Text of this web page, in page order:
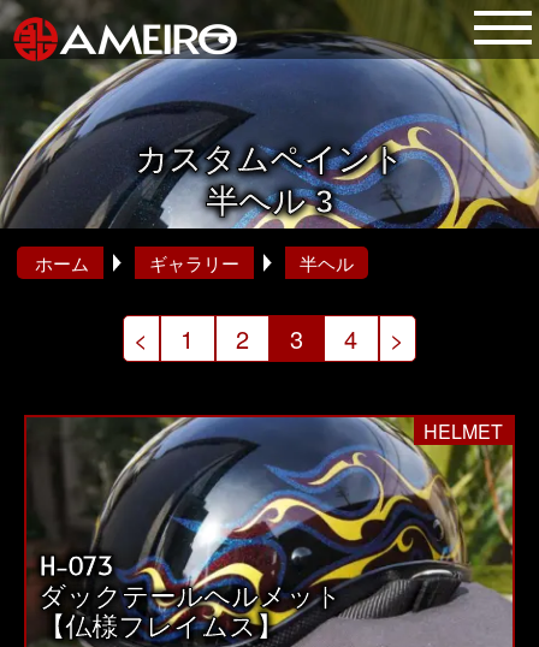
カスタムペイント
半ヘル 3
ホーム ギャラリー 半ヘル
の
ジ
送
り
< 1 2 3 4 >
HELMET
H-073
ダックテールヘルメット
【仏様フレイムス】